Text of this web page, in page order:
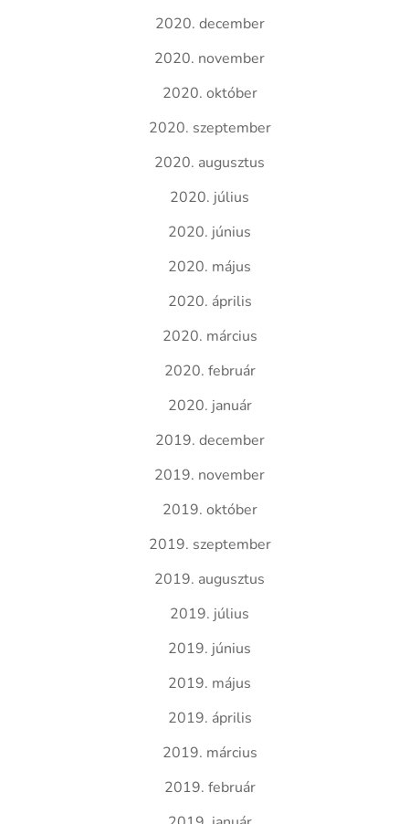
2020. december
2020. november
2020. október
2020. szeptember
2020. augusztus
2020. július
2020. június
2020. május
2020. április
2020. március
2020. február
2020. január
2019. december
2019. november
2019. október
2019. szeptember
2019. augusztus
2019. július
2019. június
2019. május
2019. április
2019. március
2019. február